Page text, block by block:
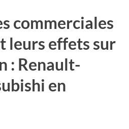
commerciales
leurs effets sur
: Renault-
en